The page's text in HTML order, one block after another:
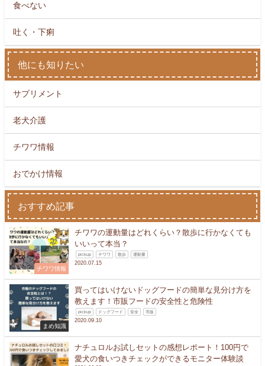
食べない
吐く・下痢
他にも知りたい
サプリメント
老犬介護
チワワ情報
おでかけ情報
おすすめ記事
チワワ情報
チワワの運動量はどれくらい？散歩に行かなくても
いいって本当？
pickup チワワ 散歩 運動量
2020.07.15
まめ知識
買ってはいけないドッグフードの簡単な見分け方を
教えます！市販フードの安全性と危険性
pickup ドッグフード 安全 市販
2020.09.10
ナチュロルお試しセットの感想レポート！100円で
愛犬の食いつきチェックができるモニター体験談